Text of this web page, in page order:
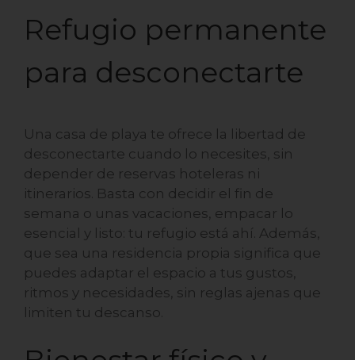
Refugio permanente
para desconectarte
Una casa de playa te ofrece la libertad de
desconectarte cuando lo necesites, sin
depender de reservas hoteleras ni
itinerarios. Basta con decidir el fin de
semana o unas vacaciones, empacar lo
esencial y listo: tu refugio está ahí. Además,
que sea una residencia propia significa que
puedes adaptar el espacio a tus gustos,
ritmos y necesidades, sin reglas ajenas que
limiten tu descanso.